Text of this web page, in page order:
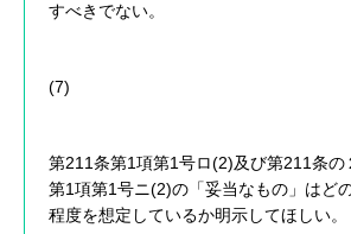
すべきでない。
(7)
第211条第1項第1号ロ(2)及び第211条の
第1項第1号ニ(2)の「妥当なもの」はど
程度を想定しているか明示してほしい。